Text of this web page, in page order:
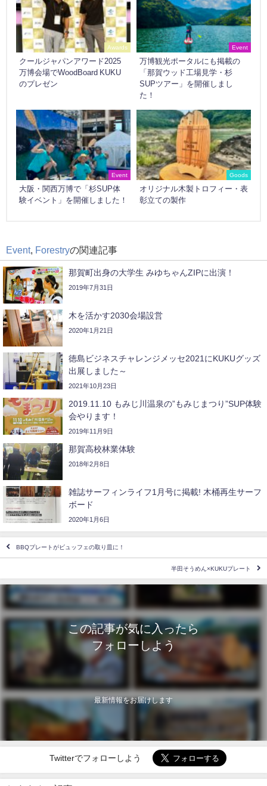
Awards
クールジャパンアワード2025
万博会場でWoodBoard KUKU
のプレゼン
Event
万博観光ポータルにも掲載の
「那賀ウッド工場見学・杉
SUPツアー」を開催しまし
た！
Event
大阪・関西万博で「杉SUP体
験イベント」を開催しました！
Goods
オリジナル木製トロフィー・表
彰立ての製作
Event, Forestryの関連記事
那賀町出身の大学生 みゆちゃんZIPに出演！
2019年7月31日
木を活かす2030会場設営
2020年1月21日
徳島ビジネスチャレンジメッセ2021にKUKUグッズ
出展しました～
2021年10月23日
2019.11.10 もみじ川温泉の”もみじまつり”SUP体験
会やります！
2019年11月9日
那賀高校林業体験
2018年2月8日
雑誌サーフィンライフ1月号に掲載! 木桶再生サーフ
ボード
2020年1月6日
BBQプレートがビュッフェの取り皿に！
半田そうめん×KUKUプレート
この記事が気に入ったら
フォローしよう
最新情報をお届けします
Twitterでフォローしよう